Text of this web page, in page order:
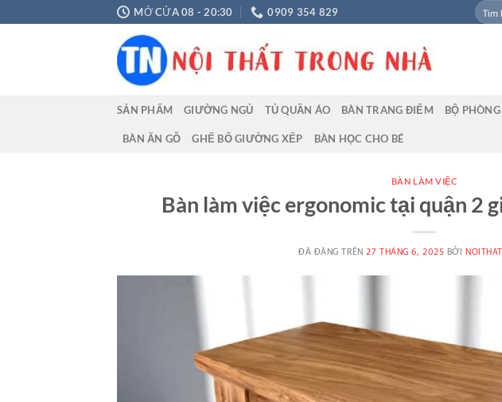
đến
MỞ CỬA 08 - 20:30 0909 354 829
Tìm
kiếm:
SẢN PHẨM GIƯỜNG NGỦ TỦ QUẦN ÁO BÀN TRANG ĐIỂM BỘ
BÀN ĂN GỖ GHẾ BỐ GIƯỜNG XẾP BÀN HỌC CHO BÉ
BÀN LÀM VIỆC
Bàn làm việc ergonomic tại quận 2
ĐÃ ĐĂNG TRÊN 27 THÁNG 6, 2025 BỞI